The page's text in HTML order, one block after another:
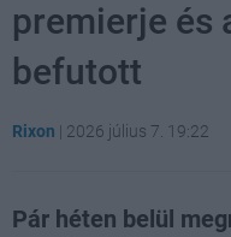
premierje és
befutott
Rixon | 2026 július 7. 19:22
Pár héten belül